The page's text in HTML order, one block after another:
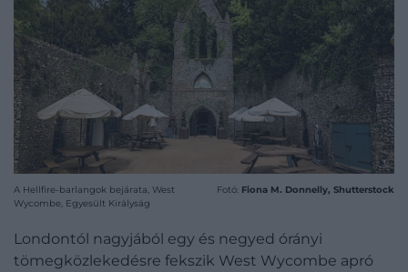
A Hellfire-barlangok bejárata, West
Wycombe, Egyesült Királyság
Fotó: Fiona M. Donnelly, Shutterstock
Londontól nagyjából egy és negyed órányi
tömegközlekedésre fekszik West Wycombe apró